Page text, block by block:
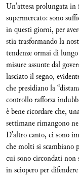
Un’attesa prolungata
supermercato: sono
in questi giorni, per
stia trasformando la
tendenze ormai di lungo
misure assunte dal
lasciato il segno,
che presidiano la
controllo rafforza
è bene ricordare che,
settimane rimangono
D’altro canto, ci sono
che molti si scambiano
cui sono circondati
in sciopero per